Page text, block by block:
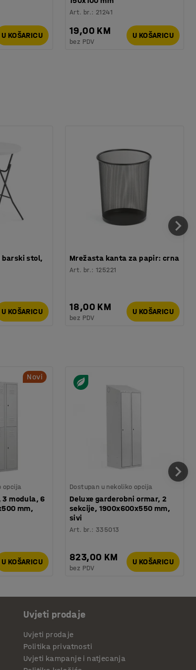
U KOŠARICU
Art. br.: 21241
19,00 KM
bez PDV
U KOŠARICU
stol,
U KOŠARICU
Mrežasta kanta za papir: crna
Art. br.:125221
18,00 KM
bez PDV
U KOŠARICU
Novi
opcija
3 modula, 6
mm,
U KOŠARICU
Dostupan u nekoliko opcija
Deluxe garderobni ormar, 2
sekcije, 1900x600x550 mm,
sivi
Art. br.:335013
823,00 KM
bez PDV
U KOŠARICU
Uvjeti prodaje
Uvjeti prodaje
Politika privatnosti
Uvjeti kampanje i natjecanja